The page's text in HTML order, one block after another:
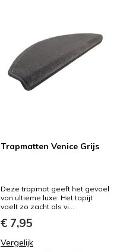
Trapmatten Venice Grijs
Deze trapmat geeft het gevoel
van ultieme luxe. Het tapijt
voelt zo zacht als vi...
€ 7,95
Vergelijk